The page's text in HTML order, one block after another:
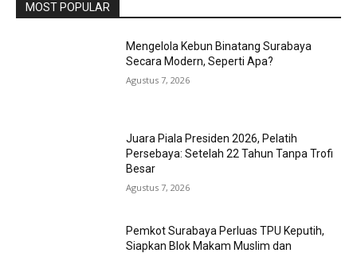
MOST POPULAR
Mengelola Kebun Binatang Surabaya
Secara Modern, Seperti Apa?
Agustus 7, 2026
Juara Piala Presiden 2026, Pelatih
Persebaya: Setelah 22 Tahun Tanpa Trofi
Besar
Agustus 7, 2026
Pemkot Surabaya Perluas TPU Keputih,
Siapkan Blok Makam Muslim dan